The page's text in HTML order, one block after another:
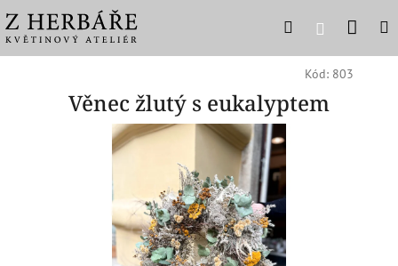
na
obsah
Hledat Přihlášení
košík
Kód: 803
Věnec žlutý s eukalyptem